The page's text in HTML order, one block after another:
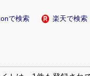
で検索 楽天で検索